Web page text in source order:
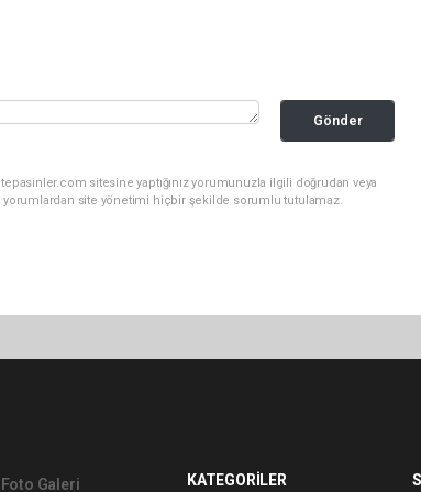
Gönder
sitesine yaptığınız yorumunuzla ilgili doğrudan veya
yorumlardan site yönetimi hiçbir şekilde sorumlu tutulamaz.
Foto Galeri KATEGORİLER